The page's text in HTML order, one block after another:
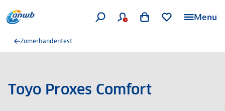
Menu
Zomerbandentest
Toyo Proxes Comfort